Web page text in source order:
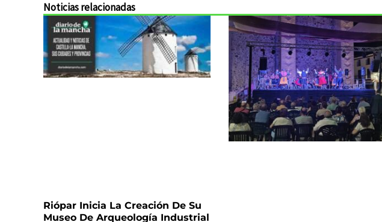
Noticias relacionadas
Riópar Inicia La Creación De Su
Museo De Arqueología Industrial